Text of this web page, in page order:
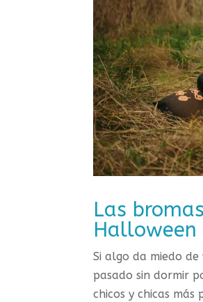
Las
Halloween
Si algo da miedo
pasado sin dormir
chicos y chicas más